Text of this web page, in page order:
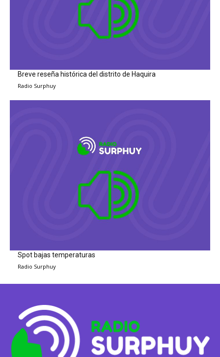
Breve reseña histórica del distrito de Haquira
Radio Surphuy
Spot bajas temperaturas
Radio Surphuy